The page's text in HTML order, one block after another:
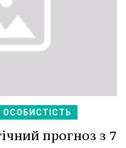
ОСОБИСТІСТЬ
прогноз з 7